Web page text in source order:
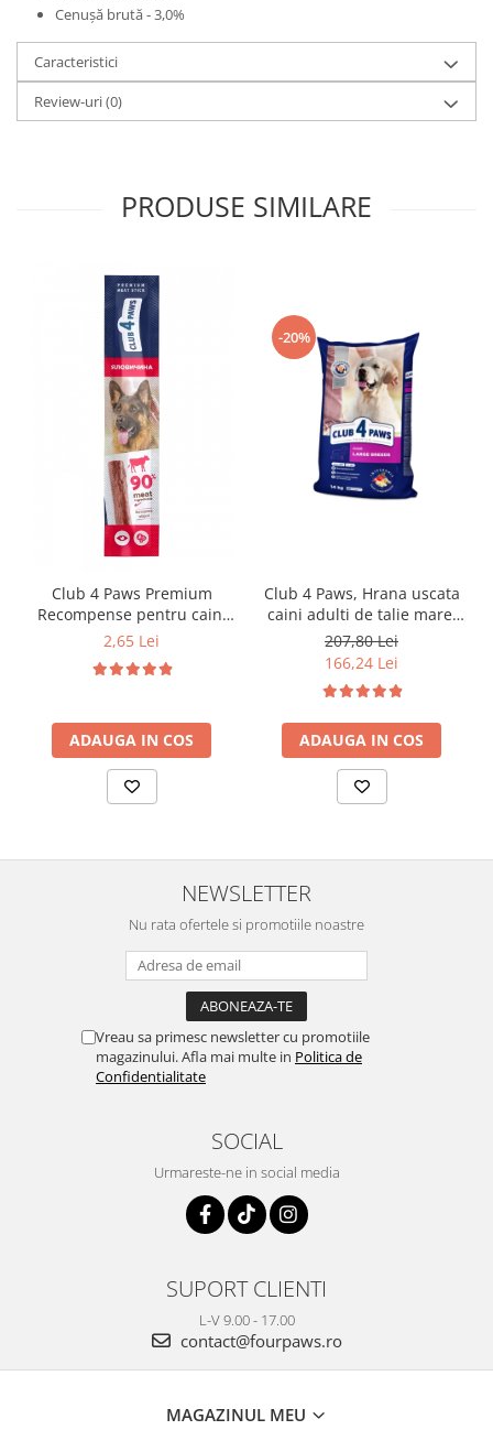
Cenușă brută - 3,0%
Caracteristici
Review-uri(0)
PRODUSE SIMILARE
Club 4 Paws Premium
Recompense pentru caini
stick cu vita, 12g
2,65 Lei
ADAUGA IN COS
-20%
Club 4 Paws, Hrana uscata
caini adulti de talie mare,
pui, 14kg
207,80 Lei
166,24 Lei
ADAUGA IN COS
NEWSLETTER
Nu rata ofertele si promotiile noastre
Vreau sa primesc newsletter cu promotiile
magazinului. Afla mai multe in Politica de
Confidentialitate
SOCIAL
Urmareste-ne in social media
SUPORT CLIENTI
L-V 9.00 - 17.00
contact@fourpaws.ro
MAGAZINUL MEU